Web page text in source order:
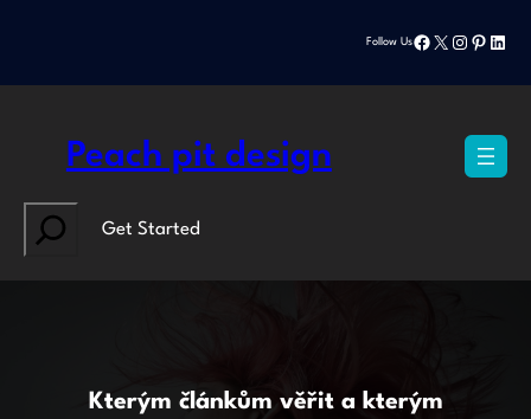
Follow UsFacebook
X Instagram
Peach pit design
Search
Get Started
Kterým článkům věřit a kterým